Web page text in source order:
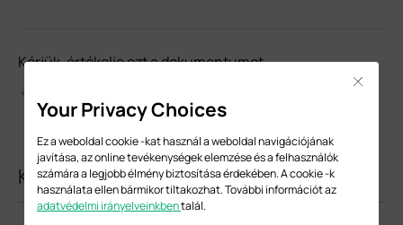
Kérjük, értékelje ezt a dokumentumot
Kapcsolódó dokumentumok
Your Privacy Choices
Ez a weboldal cookie -kat használ a weboldal navigációjának
javítása, az online tevékenységek elemzése és a felhasználók
számára a legjobb élmény biztosítása érdekében. A cookie -k
használata ellen bármikor tiltakozhat. További információt az
adatvédelmi irányelveinkbentalál.
Close